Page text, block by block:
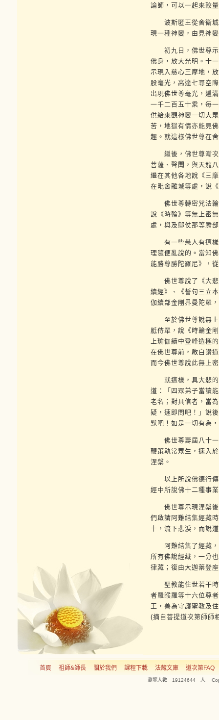
論師，可以一起來較
波斯匿王從舍衛城
現一種神變，由見神
初九日，佛世尊示
佛身，放大光明。十
示現入慈心三摩地，
股毫光，高達七尋空
出現佛世尊毫光，遍
一千二百五十乘，每
供給來觀神變一切大
苦，地獄有情亦能見
趣。就這樣佛世尊在
繼後，佛世尊漸次
菩薩、聲聞，與天龍
繼在其他各地說《三
在毗舍離城等處，說
佛世尊轉密咒法輪
說《時輪》等無上密
處，與及鄔仗那等贍
有一些愚人有這樣
理隨便亂說的。當知
能勝尊勝陀羅尼》，
佛世尊說了《大悲
續經》、《誓句三立
伽續部金剛界曼陀羅
至於佛世尊說無上
胝侍眾，說《時輪金
上瑜伽續中登峰造極
在佛世尊前，啟白讚
而今佛世尊說此無上
就這樣，具大悲的
道：「四眾弟子當讀
老名；對具信者，當
疑，速即問吧！」說
默吧！如是一切有為
佛世尊壽屆八十一
鞭策執常眾生，速入
涅槃。
以上所說佛德行傳
經中所說佛十二種事
佛世尊示現涅槃後
們啟請阿難結集經藏
十，流下悲淚，而說
阿難結集了經藏，
所有佛說經藏，一分
律藏；復由大迦葉登
聖教能住世若干時
者羅睺羅等十六位尊
王，善為守護聖教及
(摘自菩提道次第師師
首頁 祖師&師長 關於我們 課程下載 法藏文庫 道次第FAQ
瀏覽人數 19124644 人